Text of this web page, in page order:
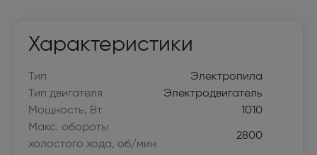
Характеристики
Тип
Электропила
Тип двигателя
Электродвигатель
Мощность, Вт
1010
Макс. обороты
холостого хода, об/мин
2800